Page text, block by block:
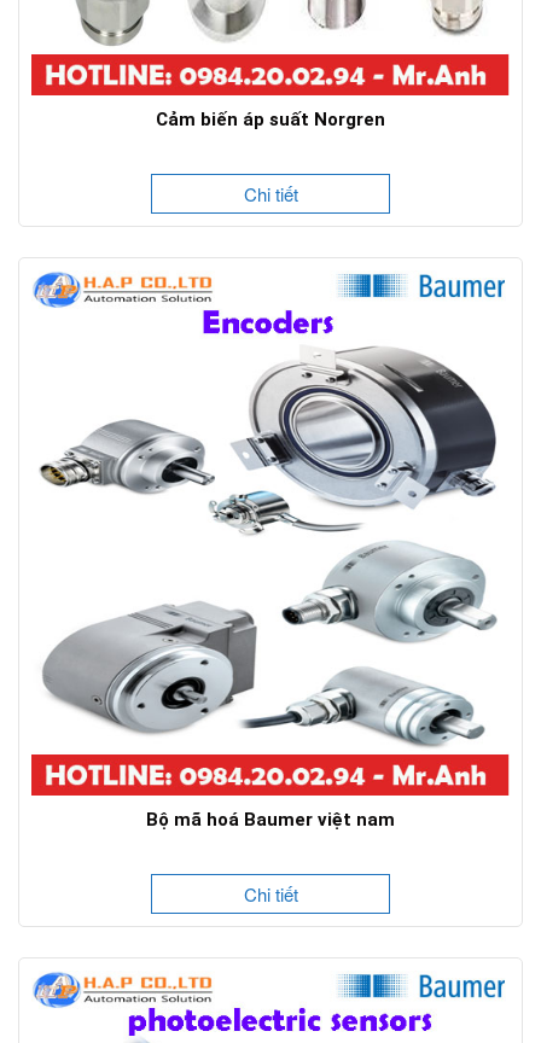
Cảm biến áp suất Norgren
Chi tiết
Bộ mã hoá Baumer việt nam
Chi tiết